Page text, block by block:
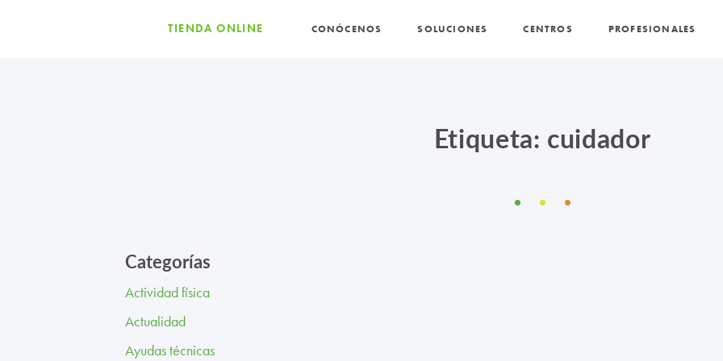
TIENDA ONLINE CONÓCENOS SOLUCIONES CENTROS PROFESIONALES
Etiqueta: cuidador
Categorías
Actividad física
Actualidad
Ayudas técnicas